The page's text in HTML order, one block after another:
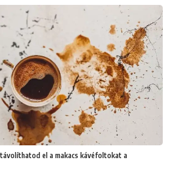
el a makacs kávéfoltokat a